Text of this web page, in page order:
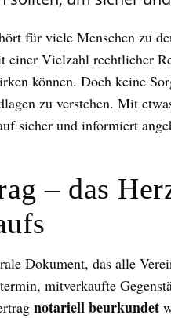
für viele Menschen zu
Vielzahl rechtlicher
können. Doch keine
zu verstehen. Mit
sicher und informiert
– das
Dokument, das alle
mitverkaufte
notariell beurkundet